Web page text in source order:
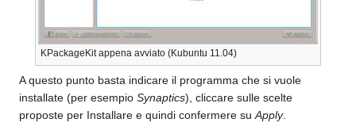
KPackageKit appena avviato (Kubuntu 11.04)
A questo punto basta indicare il programma che si vuole
installate (per esempio Synaptics), cliccare sulle scelte
proposte per Installare e quindi confermere suApply.